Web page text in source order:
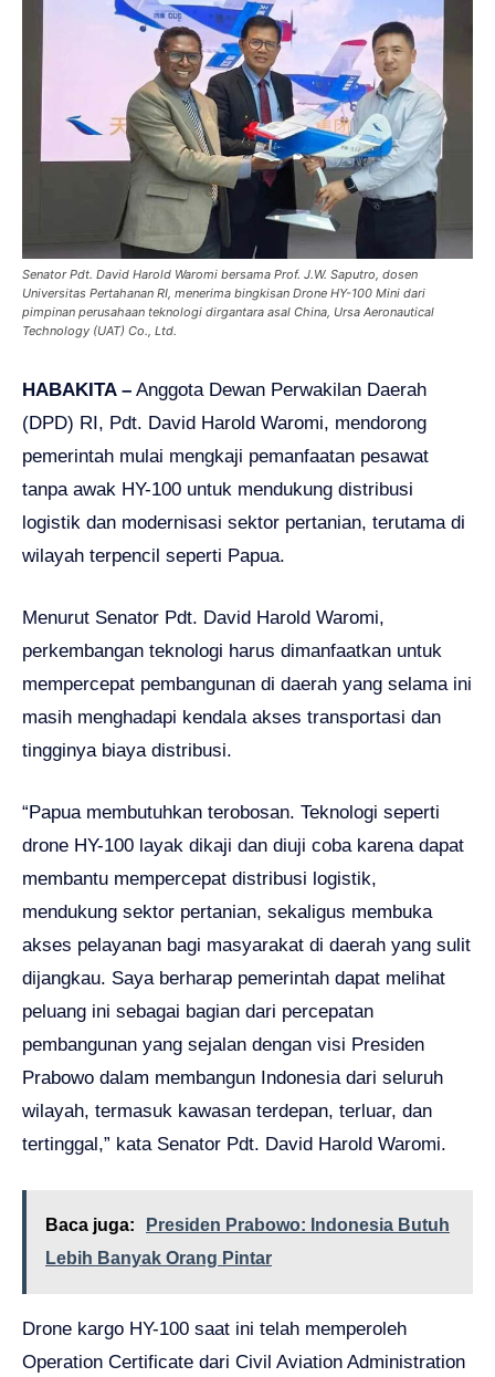
Senator Pdt. David Harold Waromi bersama Prof. J.W. Saputro, dosen
Universitas Pertahanan RI, menerima bingkisan Drone HY-100 Mini dari
pimpinan perusahaan teknologi dirgantara asal China, Ursa Aeronautical
Technology (UAT) Co., Ltd.
HABAKITA – Anggota Dewan Perwakilan Daerah
(DPD) RI, Pdt. David Harold Waromi, mendorong
pemerintah mulai mengkaji pemanfaatan pesawat
tanpa awak HY-100 untuk mendukung distribusi
logistik dan modernisasi sektor pertanian, terutama di
wilayah terpencil seperti Papua.
Menurut Senator Pdt. David Harold Waromi,
perkembangan teknologi harus dimanfaatkan untuk
mempercepat pembangunan di daerah yang selama ini
masih menghadapi kendala akses transportasi dan
tingginya biaya distribusi.
“Papua membutuhkan terobosan. Teknologi seperti
drone HY-100 layak dikaji dan diuji coba karena dapat
membantu mempercepat distribusi logistik,
mendukung sektor pertanian, sekaligus membuka
akses pelayanan bagi masyarakat di daerah yang sulit
dijangkau. Saya berharap pemerintah dapat melihat
peluang ini sebagai bagian dari percepatan
pembangunan yang sejalan dengan visi Presiden
Prabowo dalam membangun Indonesia dari seluruh
wilayah, termasuk kawasan terdepan, terluar, dan
tertinggal,” kata Senator Pdt. David Harold Waromi.
Baca juga:
Presiden Prabowo: Indonesia Butuh
Lebih Banyak Orang Pintar
Drone kargo HY-100 saat ini telah memperoleh
Operation Certificate dari Civil Aviation Administration